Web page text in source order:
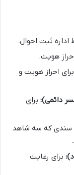
ثبت احوال.
هویت.
برای احراز هویت و
دائمی): برای
سندی که سه شاهد
برای رعایت